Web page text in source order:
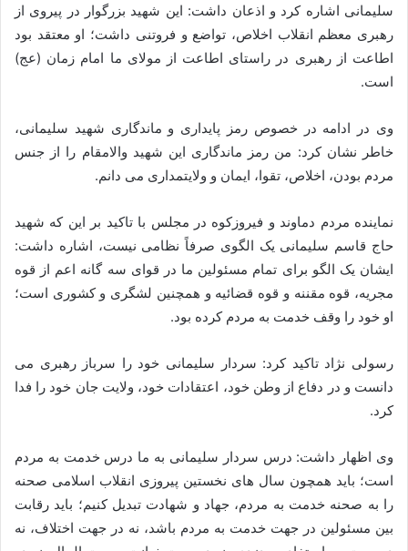
سلیمانی اشاره کرد و اذعان داشت: این شهید بزرگوار در پیروی از
رهبری معظم انقلاب اخلاص، تواضع و فروتنی داشت؛ او معتقد بود
اطاعت از رهبری در راستای اطاعت از مولای ما امام زمان (عج)
است.
وی در ادامه در خصوص رمز پایداری و ماندگاری شهید سلیمانی،
خاطر نشان کرد: من رمز ماندگاری این شهید والامقام را از جنس
مردم بودن، اخلاص، تقوا، ایمان و ولایتمداری می دانم.
نماینده مردم دماوند و فیروزکوه در مجلس با تاکید بر این که شهید
حاج قاسم سلیمانی یک الگوی صرفاً نظامی نیست، اشاره داشت:
ایشان یک الگو برای تمام مسئولین ما در قوای سه گانه اعم از قوه
مجریه، قوه مقننه و قوه قضائیه و همچنین لشگری و کشوری است؛
او خود را وقف خدمت به مردم کرده بود.
رسولی نژاد تاکید کرد: سردار سلیمانی خود را سرباز رهبری می
دانست و در دفاع از وطن خود، اعتقادات خود، ولایت جان خود را فدا
کرد.
وی اظهار داشت: درس سردار سلیمانی به ما درس خدمت به مردم
است؛ باید همچون سال های نخستین پیروزی انقلاب اسلامی صحنه
را به صحنه خدمت به مردم، جهاد و شهادت تبدیل کنیم؛ باید رقابت
بین مسئولین در جهت خدمت به مردم باشد، نه در جهت اختلاف، نه